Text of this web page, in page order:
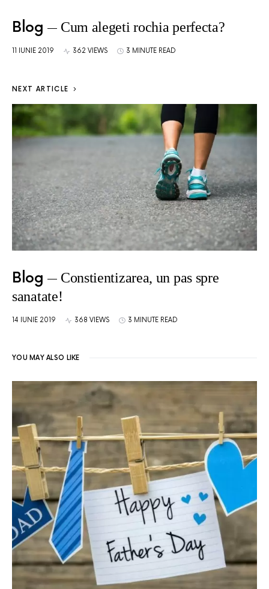
Blog Cum alegeti rochia perfecta?
11 IUNIE 2019 362 VIEWS 3 MINUTE READ
NEXT ARTICLE
Blog
Constientizarea, un pas spre
sanatate!
14 IUNIE 2019 368 VIEWS 3 MINUTE READ
YOU MAY ALSO LIKE